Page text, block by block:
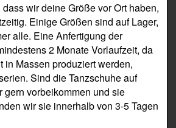
wir deine Größe vor Ort haben,
Einige Größen sind auf Lager,
alle. Eine Anfertigung der
2 Monate Vorlaufzeit, da
in Massen produziert werden,
Sind die Tanzschuhe auf
gern vorbeikommen und sie
wir sie innerhalb von 3-5 Tagen